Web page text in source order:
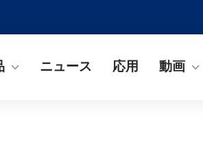
ニュース 応用 動画